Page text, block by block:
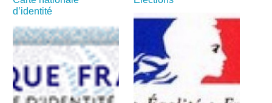
d’identité